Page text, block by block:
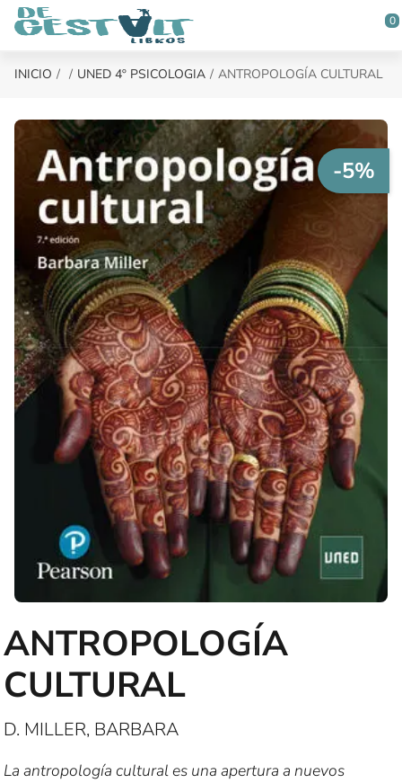
Saltar al contenido principal
0
INICIO UNED 4º PSICOLOGIA ANTROPOLOGÍA CULTURAL
-5%
ANTROPOLOGÍA
CULTURAL
D. MILLER, BARBARA
La antropología cultural es una apertura a nuevos